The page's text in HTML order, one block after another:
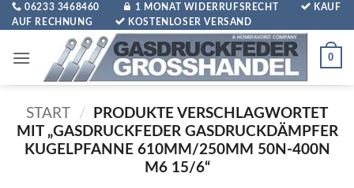
Zum
Inhalt
06233 3468460 1 MONAT WIDERRUFSRECHT
KAUF
AUF RECHNUNG
KOSTENLOSER VERSAND
0
START /
PRODUKTE VERSCHLAGWORTET
MIT „GASDRUCKFEDER GASDRUCKDÄMPFER
KUGELPFANNE 610MM/250MM 50N-400N
M6 15/6“